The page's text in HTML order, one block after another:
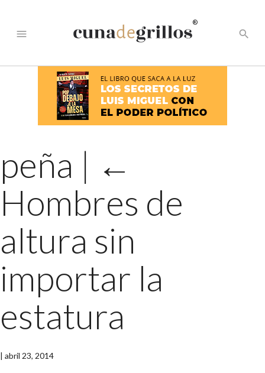
menu
®
search
peña | ←
Hombres de
altura sin
importar la
estatura
| abril 23, 2014